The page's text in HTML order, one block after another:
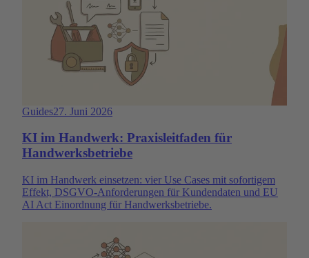
Guides27. Juni 2026
KI im Handwerk: Praxisleitfaden für
Handwerksbetriebe
KI im Handwerk einsetzen: vier Use Cases mit sofortigem
Effekt, DSGVO-Anforderungen für Kundendaten und EU
AI Act Einordnung für Handwerksbetriebe.